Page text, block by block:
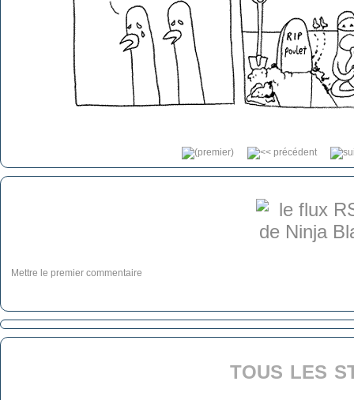
Mettre le premier commentaire
tous les